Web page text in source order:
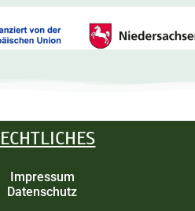
Impressum
Datenschutz